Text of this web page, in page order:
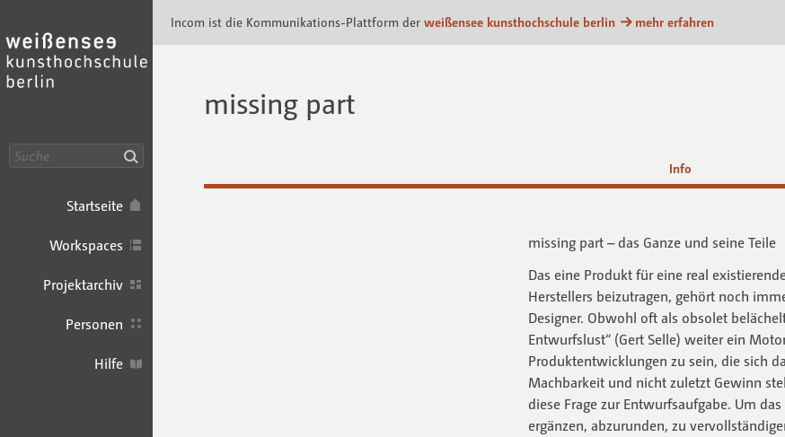
Startseite
Workspaces
Projektarchiv
Personen
Hilfe
Incom ist die Kommunikations-Plattform der weißensee kunsthochschule berlin mehr erfahren
missing part
Info
missing part – das Ganze und seine Teile
Das eine Produkt für eine real
Herstellers beizutragen, gehört noch
Designer. Obwohl oft als obsolet
Entwurfslust“ (Gert Selle) weiter ein
Produktentwicklungen zu sein, die sich
Machbarkeit und nicht zuletzt Gewinn
diese Frage zur Entwurfsaufgabe. Um
ergänzen, abzu­runden, zu